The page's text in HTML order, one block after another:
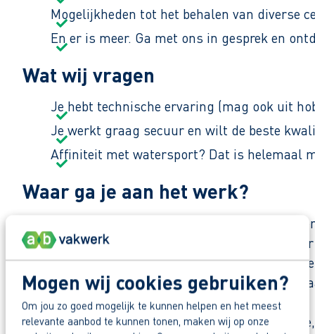
Mogen wij cookies gebruiken?
Om jou zo goed mogelijk te kunnen helpen en het meest
relevante aanbod te kunnen tonen, maken wij op onze
Mogelijkheden tot het behalen van diverse
En er is meer. Ga met ons in gesprek en
Wat wij vragen
Je hebt technische ervaring (mag ook uit
Je werkt graag secuur en wilt de beste
Affiniteit met watersport? Dat is helemaal
Waar ga je aan het werk?
Dit familiebedrijf uit Heeg bouwt luxe
vakmanschap ongeveer 40 tot 50 jachten per
Klanten krijgen daarnaast uitgebreide service:
zonder zorgen kunnen genieten. Het bedrijf
De afdeling bestaat uit drie teams: